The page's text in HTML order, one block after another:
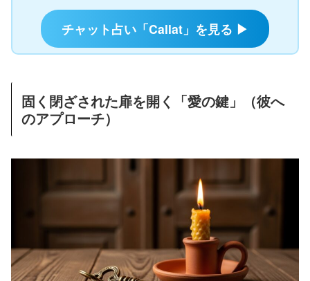
チャット占い「Callat」を見る ▶
固く閉ざされた扉を開く「愛の鍵」（彼へ
のアプローチ）